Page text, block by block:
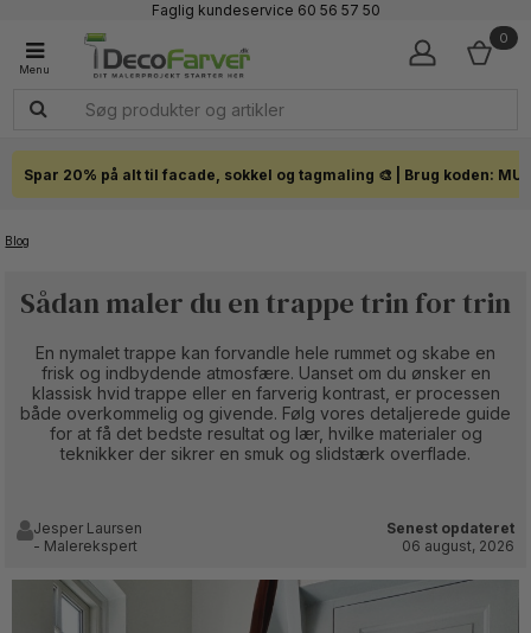
Faglig kundeservice 60 56 57 50
Click & Collect i hele landet
0
Spar 20% på alt til facade, sokkel og tagmaling 🎨 | Brug koden:
Blog
Sådan maler du en trappe trin for trin
En nymalet trappe kan forvandle hele rummet og skabe en
frisk og indbydende atmosfære. Uanset om du ønsker en
klassisk hvid trappe eller en farverig kontrast, er processen
både overkommelig og givende. Følg vores detaljerede guide
for at få det bedste resultat og lær, hvilke materialer og
teknikker der sikrer en smuk og slidstærk overflade.
Jesper Laursen
- Malerekspert
Senest opdateret
06 august, 2026